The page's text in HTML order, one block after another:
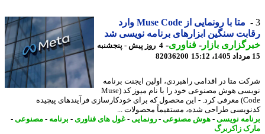
متا با رونمایی از Muse Code وارد
سنگین ابزارهای برنامه نویسی شد
بازار- فناوری-
4 روز پیش - پنجشنبه
82036200
متا در اقدامی راهبردی، اولین ایجنت برنامه
نویسی هوش مصنوعی خود را با نام میوز کد (Muse
Code) معرفی کرد. - این محصول که برای خودکارسازی فرآیندهای پیچیده
طراحی شده، مستقیماً محصولات ...
نویسی-هوش مصنوعی-رونمایی-غول های فناوری- برنامه -مصنوعی-
زاکربرگ